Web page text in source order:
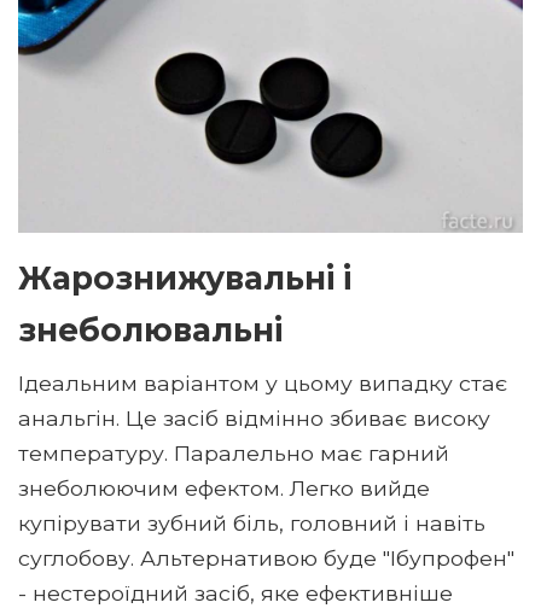
Жарознижувальні і
знеболювальні
Ідеальним варіантом у цьому випадку стає
анальгін. Це засіб відмінно збиває високу
температуру. Паралельно має гарний
знеболюючим ефектом. Легко вийде
купірувати зубний біль, головний і навіть
суглобову. Альтернативою буде "Ібупрофен"
- нестероїдний засіб, яке ефективніше